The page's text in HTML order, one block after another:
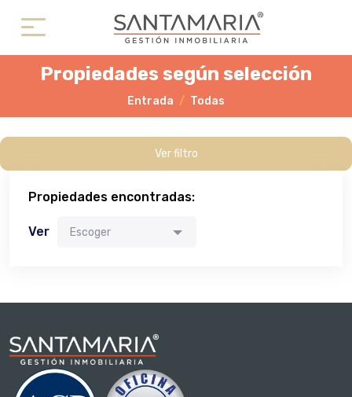
Propiedades según selección
Entrada Todas
Ver filtro
Propiedades encontradas:
Ver Escoger